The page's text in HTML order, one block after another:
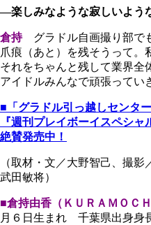
―楽しみなような寂しいよう
倉持グラドル自画撮り部で
爪痕（あと）を残そうって。
それをちゃんと残して業界全
アイドルみんなで頑張ってい
■「グラドル引っ越しセンタ
『週刊プレイボーイスペシ
絶賛発売中！
（取材・文／大野智己、撮
武田敏将）
■倉持由香（ＫＵＲＡＭＯＣ
月６日生まれ 千葉県出身